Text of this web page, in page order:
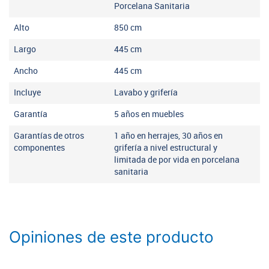
Porcelana Sanitaria
Alto 850cm
Largo 445 cm
Ancho 445 cm
Incluye Lavabo y grifería
Garantía 5 años en muebles
Garantías de otros
componentes
1 año en herrajes, 30 años en
grifería a nivel estructural y
limitada de por vida en porcelana
sanitaria
Opiniones de este producto